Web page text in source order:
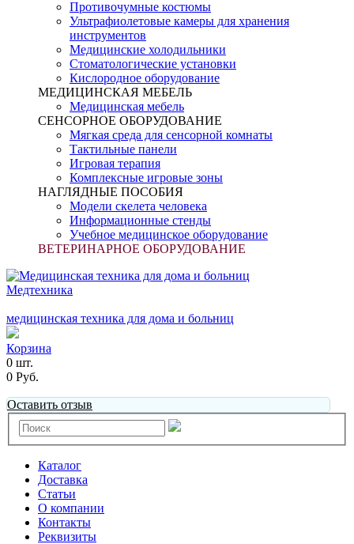
Противочумные костюмы
Ультрафиолетовые камеры для хранения
инструментов
Медицинские холодильники
Стоматологические установки
Кислородное оборудование
МЕДИЦИНСКАЯ МЕБЕЛЬ
Медицинская мебель
СЕНСОРНОЕ ОБОРУДОВАНИЕ
Мягкая среда для сенсорной комнаты
Тактильные панели
Игровая терапия
Комплексные игровые зоны
НАГЛЯДНЫЕ ПОСОБИЯ
Модели скелета человека
Информационные стенды
Учебное медицинское оборудование
ВЕТЕРИНАРНОЕ ОБОРУДОВАНИЕ
Медтехника
медицинская техника для дома и больниц
Корзина
0 шт.
0 Руб.
Оставить отзыв
Каталог
Доставка
Статьи
О компании
Контакты
Реквизиты